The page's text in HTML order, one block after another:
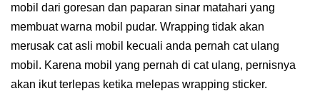
mobil dari goresan dan paparan sinar matahari yang
membuat warna mobil pudar. Wrapping tidak akan
merusak cat asli mobil kecuali anda pernah cat ulang
mobil. Karena mobil yang pernah di cat ulang, pernisnya
akan ikut terlepas ketika melepas wrapping sticker.